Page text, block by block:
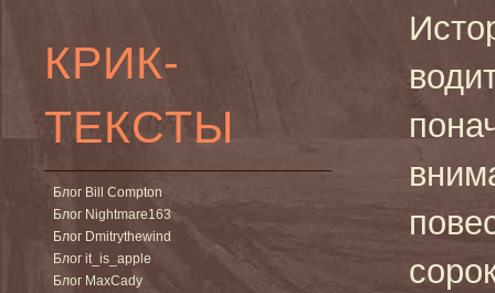
КРИК-
ТЕКСТЫ
Блог Bill Compton
Блог Nightmare163
Блог Dmitrythewind
Блог it_is_apple
Блог MaxCady